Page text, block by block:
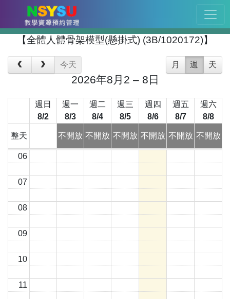
【全體人體骨架模型(懸掛式) (3B/1020172)】
今天 月 週 天
2026年8月2 – 8日
週日
8/2
週一
8/3
週二
8/4
週三
8/5
週四
8/6
週五
8/7
週六
8/8
整天 不開放 不開放 不開放 不開放 不開放 不開放
01
05
06
07
08
09
10
11